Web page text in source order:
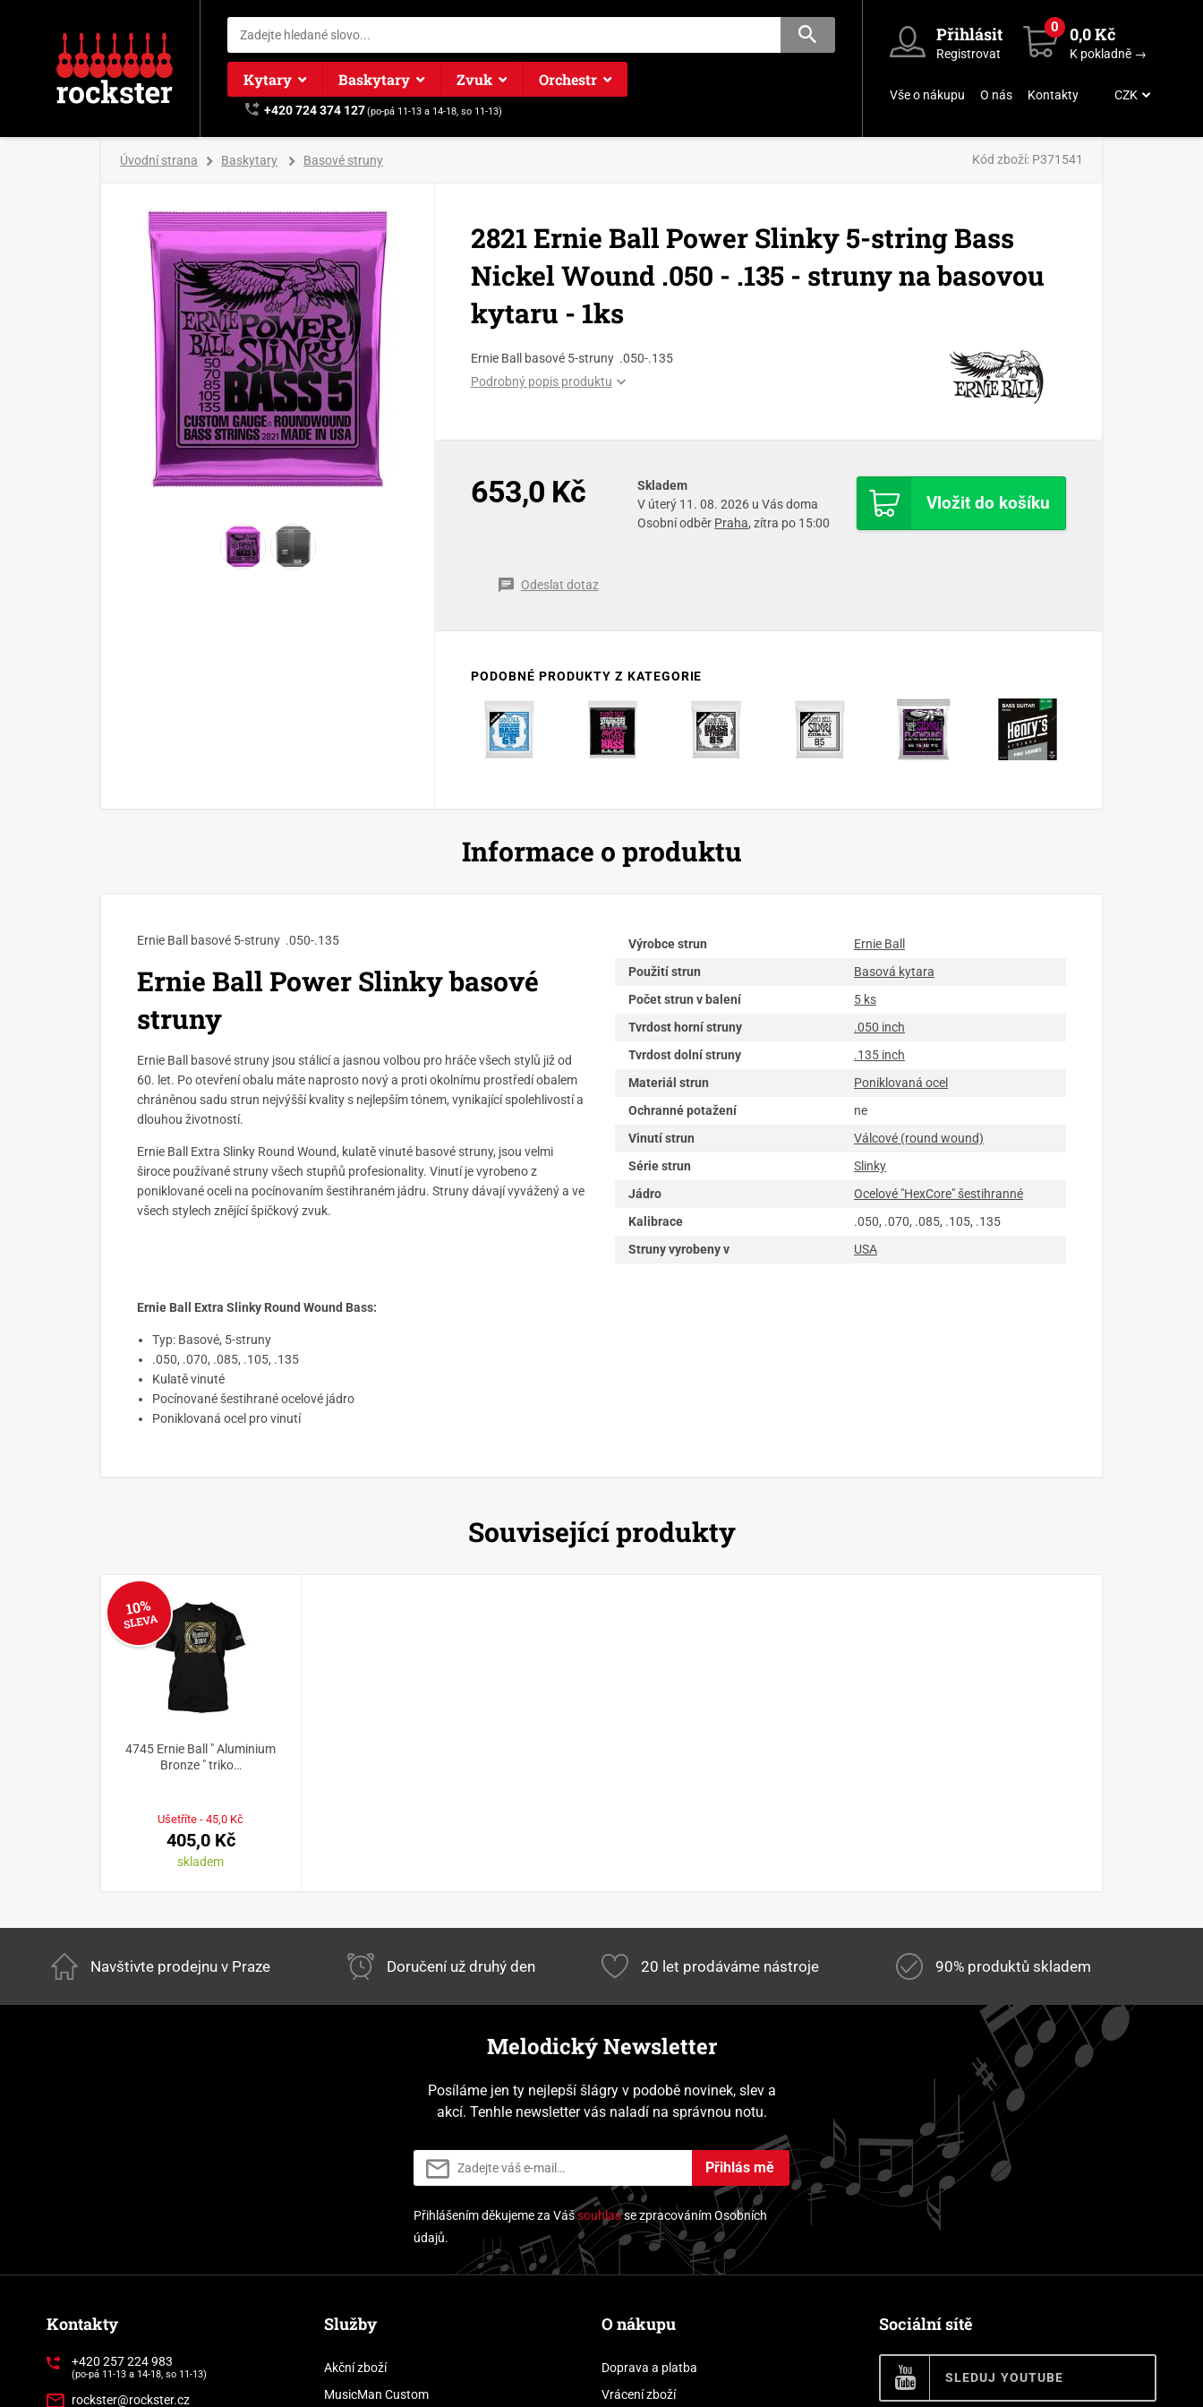
Kytary Baskytary Zvuk Orchestr
+420 724 374 127(po-pá 11-13 a 14-18, so 11-13)
Přihlásit
Registrovat
0 0,0 Kč
K pokladně →
Vše o nákupu O nás Kontakty CZK
Úvodní strana Baskytary Basové struny Kód zboží: P371541
2821 Ernie Ball Power Slinky 5-string Bass
Nickel Wound .050 - .135 - struny na basovou
kytaru - 1ks
Ernie Ball basové 5-struny .050-.135
Podrobný popis produktu
653,0 Kč Vložit do košíku
Skladem
V úterý 11. 08. 2026 u Vás doma
Osobní odběr Praha, zítra po 15:00
Odeslat dotaz
PODOBNÉ PRODUKTY Z KATEGORIE
Informace o produktu
Ernie Ball basové 5-struny .050-.135
Ernie Ball Power Slinky basové
struny
Ernie Ball basové struny jsou stálicí a jasnou volbou pro hráče všech stylů již od
60. let. Po otevření obalu máte naprosto nový a proti okolnímu prostředí obalem
chráněnou sadu strun nejvýšší kvality s nejlepším tónem, vynikající spolehlivostí a
dlouhou životností.
Ernie Ball Extra Slinky Round Wound, kulatě vinuté basové struny, jsou velmi
široce používané struny všech stupňů profesionality. Vinutí je vyrobeno z
poniklované oceli na pocínovaním šestihraném jádru. Struny dávají vyvážený a ve
všech stylech znějící špičkový zvuk.
Ernie Ball Extra Slinky Round Wound Bass:
Typ: Basové, 5-struny
.050, .070, .085, .105, .135
Kulatě vinuté
Pocínované šestihrané ocelové jádro
Poniklovaná ocel pro vinutí
Výrobce strun
Ernie Ball
Použití strun
Basová kytara
Počet strun v balení
5 ks
Tvrdost horní struny
.050 inch
Tvrdost dolní struny
.135 inch
Materiál strun
Poniklovaná ocel
Ochranné potažení
ne
Vinutí strun
Válcové (round wound)
Série strun
Slinky
Jádro
Ocelové "HexCore" šestihranné
Kalibrace
.050, .070, .085, .105, .135
Struny vyrobeny v
USA
Související produkty
10%
SLEVA
4745 Ernie Ball " Aluminium
Bronze " triko…
Ušetříte - 45,0 Kč
405,0 Kč
skladem
Navštivte prodejnu v Praze Doručení už druhý den 20 let prodáváme nástroje 90% produktů skladem
Melodický Newsletter
Posíláme jen ty nejlepší šlágry v podobě novinek, slev a
akcí. Tenhle newsletter vás naladí na správnou notu.
Přihlás mě
Přihlášením děkujeme za Vášsouhlasse zpracováním Osobních
údajů.
Kontakty
+420 257 224 983
(po-pá 11-13 a 14-18, so 11-13)
rockster@rockster.cz
Služby
Akční zboží
MusicMan Custom
O nákupu
Doprava a platba
Vrácení zboží
Sociální sítě
SLEDUJ YOUTUBE